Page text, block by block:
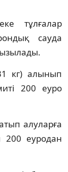
тұлғалар
сауда
кг) алынып
200 еуро
алуларға
200 еуродан